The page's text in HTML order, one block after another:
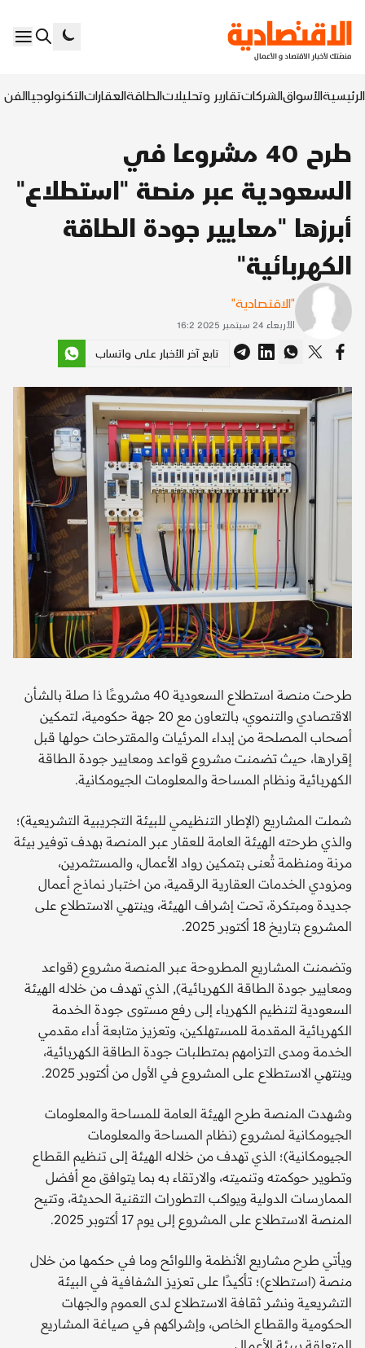
الرئيسيةالأسواقالشركاتتقارير وتحليلاتالطاقةالعقاراتالتكنولوجياالفن
طرح 40 مشروعا في
السعودية عبر منصة "استطلاع"
أبرزها "معايير جودة الطاقة
الكهربائية"
"الاقتصادية"
الأربعاء 24 سبتمبر 2025 16:2
تابع آخر الأخبار على واتساب
طرحت منصة استطلاع السعودية 40 مشروعًا ذا صلة بالشأن
الاقتصادي والتنموي، بالتعاون مع 20 جهة حكومية، لتمكين
أصحاب المصلحة من إبداء المرئيات والمقترحات حولها قبل
إقرارها، حيث تضمنت مشروع قواعد ومعايير جودة الطاقة
الكهربائية ونظام المساحة والمعلومات الجيومكانية.
شملت المشاريع (الإطار التنظيمي للبيئة التجريبية التشريعية)؛
والذي طرحته الهيئة العامة للعقار عبر المنصة بهدف توفير بيئة
مرنة ومنظمة تُعنى بتمكين رواد الأعمال، والمستثمرين،
ومزودي الخدمات العقارية الرقمية، من اختبار نماذج أعمال
جديدة ومبتكرة، تحت إشراف الهيئة، وينتهي الاستطلاع على
المشروع بتاريخ 18 أكتوبر 2025.
وتضمنت المشاريع المطروحة عبر المنصة مشروع (قواعد
ومعايير جودة الطاقة الكهربائية), الذي تهدف من خلاله الهيئة
السعودية لتنظيم الكهرباء إلى رفع مستوى جودة الخدمة
الكهربائية المقدمة للمستهلكين، وتعزيز متابعة أداء مقدمي
الخدمة ومدى التزامهم بمتطلبات جودة الطاقة الكهربائية،
وينتهي الاستطلاع على المشروع في الأول من أكتوبر 2025.
وشهدت المنصة طرح الهيئة العامة للمساحة والمعلومات
الجيومكانية لمشروع (نظام المساحة والمعلومات
الجيومكانية)؛ الذي تهدف من خلاله الهيئة إلى تنظيم القطاع
وتطوير حوكمته وتنميته، والارتقاء به بما يتوافق مع أفضل
الممارسات الدولية ويواكب التطورات التقنية الحديثة، وتتيح
المنصة الاستطلاع على المشروع إلى يوم 17 أكتوبر 2025.
ويأتي طرح مشاريع الأنظمة واللوائح وما في حكمها من خلال
منصة (استطلاع)؛ تأكيدًا على تعزيز الشفافية في البيئة
التشريعية ونشر ثقافة الاستطلاع لدى العموم والجهات
الحكومية والقطاع الخاص، وإشراكهم في صياغة المشاريع